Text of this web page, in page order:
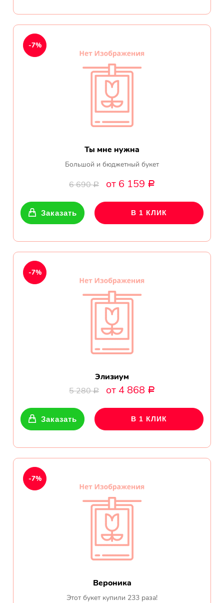
Ты мне нужна
Большой и бюджетный букет
6 690Р от 6 159 Р
-7%
Заказать В 1 КЛИК
Элизиум
5 280Р от 4 868 Р
-7%
Заказать В 1 КЛИК
Вероника
Этот букет купили 233 раза!
-7%